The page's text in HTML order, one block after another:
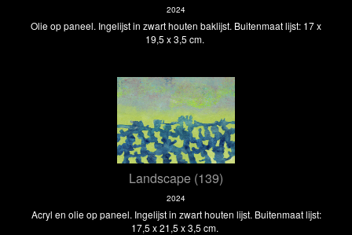
2024
Olie op paneel. Ingelijst in zwart houten baklijst. Buitenmaat lijst: 17 x
19,5 x 3,5 cm.
Landscape (139)
2024
Acryl en olie op paneel. Ingelijst in zwart houten lijst. Buitenmaat lijst:
17,5 x 21,5 x 3,5 cm.